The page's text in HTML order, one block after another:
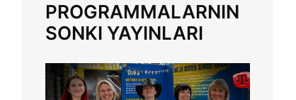
PROGRAMMALARNIN
SONKI YAYINLARI